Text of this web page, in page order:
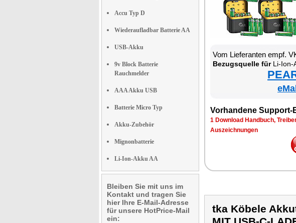
Accu Typ D
Wiederaufladbar Batterie AA
USB-Akku
9v Block Batterie
Rauchmelder
AAA Akku USB
Batterie Micro Typ
Akku-Zubehör
Mignonbatterie
Li-Ion-Akku AA
Bleiben Sie mit uns im
Kontakt und tragen Sie
hier Ihre E-Mail-Adresse
für unsere HotPrice-Mail
ein:
Vom Lie­fe­ran­ten empf.
Be­zugs­quel­le fürLi-Ion-Ak­ku
Vor­han­de­ne Sup­port-
1 Down­load Hand­buch,
Aus­zeich­nun­gen
tka Köbele